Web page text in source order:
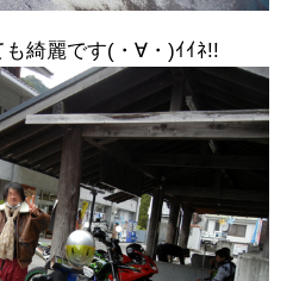
綺麗です(・∀・)ｲｲﾈ!!